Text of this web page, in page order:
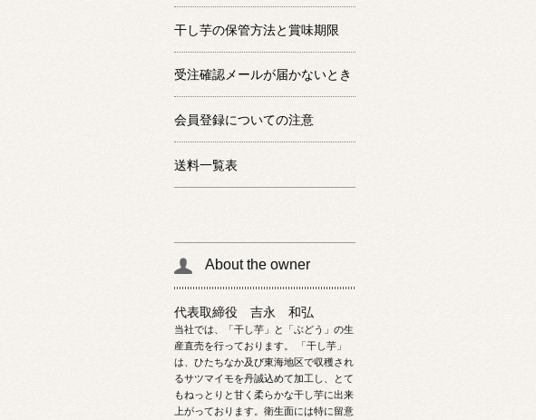
干し芋の保管方法と賞味期限
受注確認メールが届かないとき
会員登録についての注意
送料一覧表
About the owner
代表取締役 吉永 和弘
当社では、「干し芋」と「ぶどう」の生
産直売を行っております。 「干し芋」
は、ひたちなか及び東海地区で収穫され
るサツマイモを丹誠込めて加工し、とて
もねっとりと甘く柔らかな干し芋に出来
上がっております。衛生面には特に留意